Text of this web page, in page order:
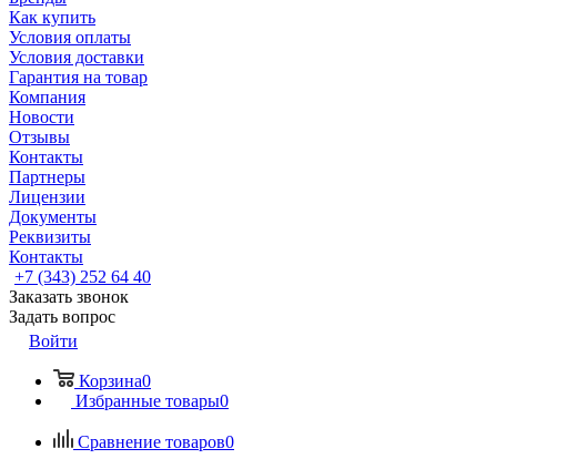
Как купить
Условия оплаты
Условия доставки
Гарантия на товар
Компания
Новости
Отзывы
Контакты
Партнеры
Лицензии
Документы
Реквизиты
Контакты
+7 (343) 252 64 40
Заказать звонок
Задать вопрос
Войти
Корзина0
Избранные товары0
Сравнение товаров0